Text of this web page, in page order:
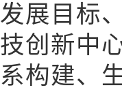
发展目标
技创新中
系构建、